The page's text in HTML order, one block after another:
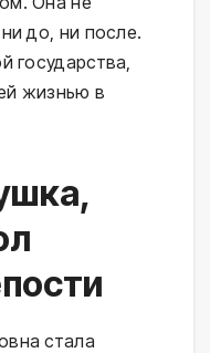
до, ни после.
государства,
жизнью в
стала